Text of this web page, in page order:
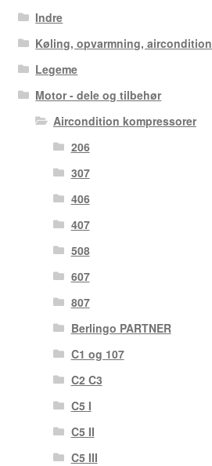
Indre
Køling, opvarmning, aircondition
Legeme
Motor - dele og tilbehør
Aircondition kompressorer
206
307
406
407
508
607
807
Berlingo PARTNER
C1 og 107
C2 C3
C5 I
C5 II
C5 III